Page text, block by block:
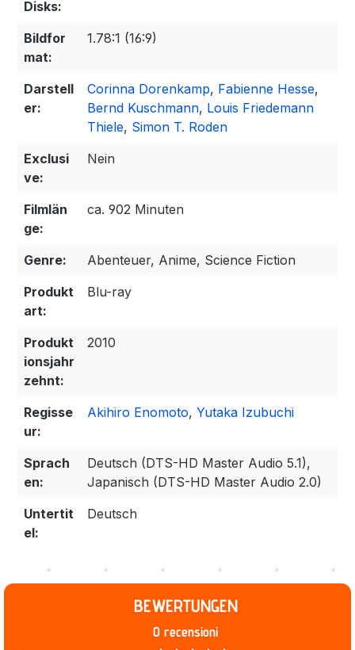
Disks:
Bildfor
mat:
1.78:1 (16:9)
Darstell
er:
Corinna Dorenkamp, Fabienne Hesse,
Bernd Kuschmann, Louis Friedemann
Thiele, Simon T. Roden
Exclusi
ve:
Nein
Filmlän
ge:
ca. 902 Minuten
Genre:
Abenteuer, Anime, Science Fiction
Produkt
art:
Blu-ray
Produkt
ionsjahr
zehnt:
2010
Regisse
ur:
Akihiro Enomoto, Yutaka Izubuchi
Sprach
en:
Deutsch (DTS-HD Master Audio 5.1),
Japanisch (DTS-HD Master Audio 2.0)
Untertit
el:
Deutsch
BEWERTUNGEN
0 recensioni